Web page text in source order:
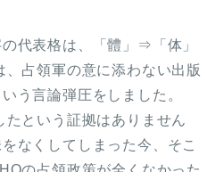
代表格は、「體」⇒「体」
占領軍の意に添わない出版
う言論弾圧をしました。
という証拠はありません
なくしてしまった今、そこ